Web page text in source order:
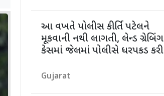
આ વખતે પોલીસ કીર્તિ પટેલને
મૂકવાની નથી લાગતી, લેન્ડ ગ્રેબિંગ
કેસમાં જેલમાં પોલીસે ધરપકડ કરી
Gujarat